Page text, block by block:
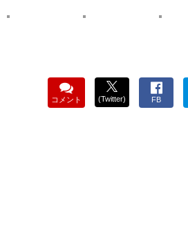
コメント (Twitter) FB